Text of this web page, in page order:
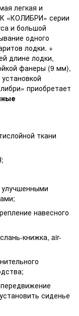
легкая и
«КОЛИБРИ» серии
и большой
одного
лодки. +
длине лодки,
фанеры (9 мм),
приобретает
ткани
улучшенными
навесного
книжка, air-
сиденье